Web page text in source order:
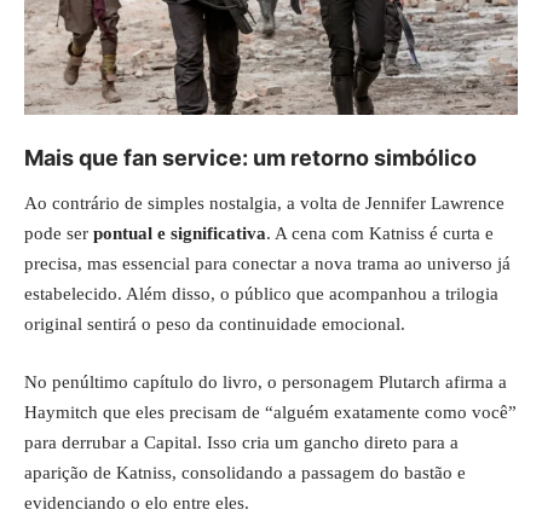
Mais que fan service: um retorno simbólico
Ao contrário de simples nostalgia, a volta de Jennifer Lawrence
pode ser pontual e significativa. A cena com Katniss é curta e
precisa, mas essencial para conectar a nova trama ao universo já
estabelecido. Além disso, o público que acompanhou a trilogia
original sentirá o peso da continuidade emocional.
No penúltimo capítulo do livro, o personagem Plutarch afirma a
Haymitch que eles precisam de “alguém exatamente como você”
para derrubar a Capital. Isso cria um gancho direto para a
aparição de Katniss, consolidando a passagem do bastão e
evidenciando o elo entre eles.